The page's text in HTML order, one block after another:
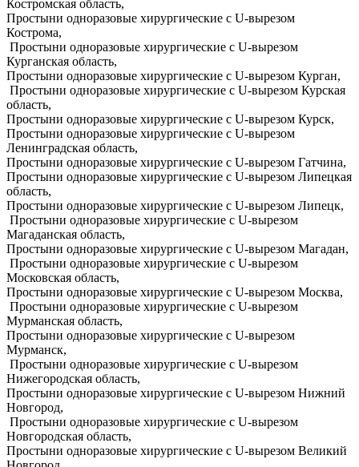
Костромская область,
Простыни одноразовые хирургические с U-вырезом
Кострома,
Простыни одноразовые хирургические с U-вырезом
Курганская область,
Простыни одноразовые хирургические с U-вырезом Курган,
Простыни одноразовые хирургические с U-вырезом Курская
область,
Простыни одноразовые хирургические с U-вырезом Курск,
Простыни одноразовые хирургические с U-вырезом
Ленинградская область,
Простыни одноразовые хирургические с U-вырезом Гатчина,
Простыни одноразовые хирургические с U-вырезом Липецкая
область,
Простыни одноразовые хирургические с U-вырезом Липецк,
Простыни одноразовые хирургические с U-вырезом
Магаданская область,
Простыни одноразовые хирургические с U-вырезом Магадан,
Простыни одноразовые хирургические с U-вырезом
Московская область,
Простыни одноразовые хирургические с U-вырезом Москва,
Простыни одноразовые хирургические с U-вырезом
Мурманская область,
Простыни одноразовые хирургические с U-вырезом
Мурманск,
Простыни одноразовые хирургические с U-вырезом
Нижегородская область,
Простыни одноразовые хирургические с U-вырезом Нижний
Новгород,
Простыни одноразовые хирургические с U-вырезом
Новгородская область,
Простыни одноразовые хирургические с U-вырезом Великий